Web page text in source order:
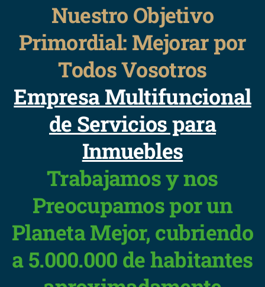
Nuestro Objetivo
Primordial: Mejorar por
Todos Vosotros
Empresa Multifuncional
de Servicios para
Inmuebles
Trabajamos y nos
Preocupamos por un
Planeta Mejor, cubriendo
a 5.000.000 de habitantes